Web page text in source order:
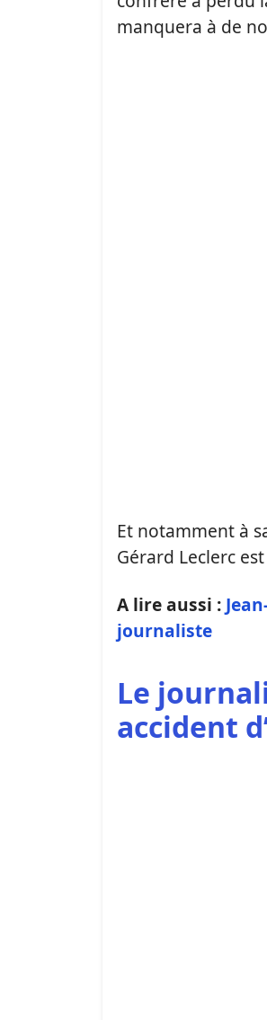
manquera à de
Et notamment à
Gérard Leclerc
A lire aussi :
journaliste
Le
accident